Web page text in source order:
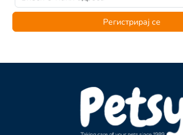
Регистрирај се